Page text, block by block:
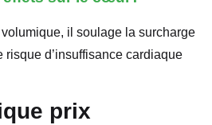
il soulage la surcharge
d’insuffisance cardiaque
prix